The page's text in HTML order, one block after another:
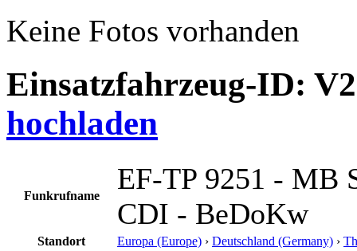
Keine Fotos vorhanden
Einsatzfahrzeug-ID:
hochladen
Funkrufname
EF-TP 9251 - MB
CDI - BeDoKw
Standort Europa (Europe) › Deutschland (Germany) ›